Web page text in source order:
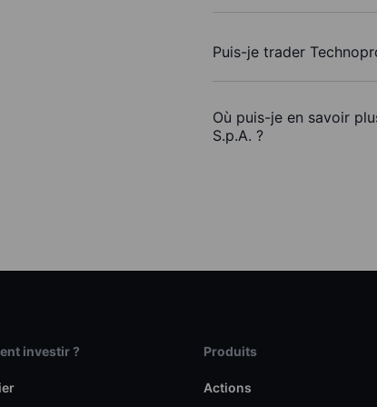
Puis-je trader
Où puis-je en savoir
S.p.A. ?
investir ? Produits
Actions